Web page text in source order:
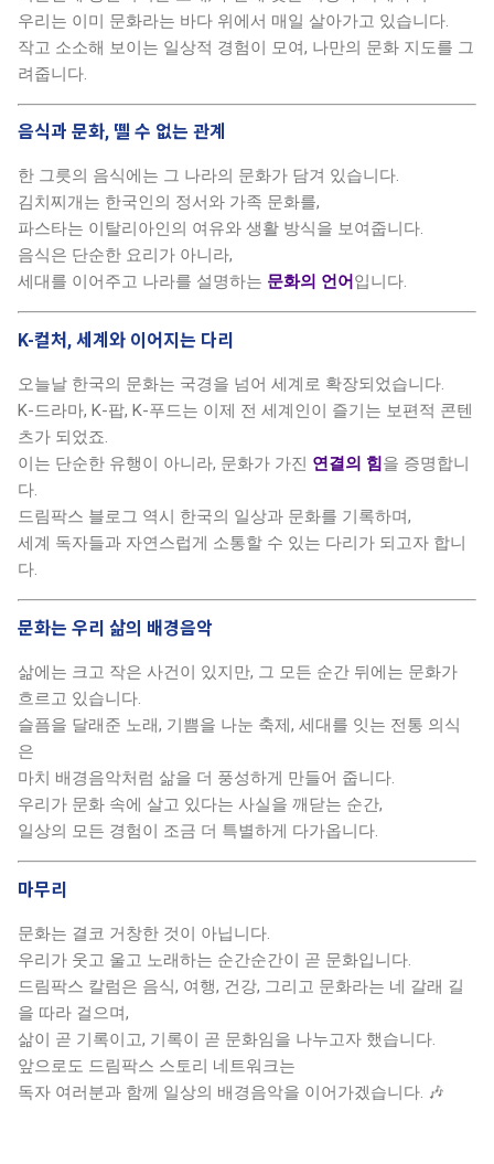
우리는 이미 문화라는 바다 위에서 매일 살아가고 있습니다.
작고 소소해 보이는 일상적 경험이 모여, 나만의 문화 지도를 그
려줍니다.
음식과 문화, 뗄 수 없는 관계
한 그릇의 음식에는 그 나라의 문화가 담겨 있습니다.
김치찌개는 한국인의 정서와 가족 문화를,
파스타는 이탈리아인의 여유와 생활 방식을 보여줍니다.
음식은 단순한 요리가 아니라,
세대를 이어주고 나라를 설명하는 문화의 언어 입니다.
K-컬처, 세계와 이어지는 다리
오늘날 한국의 문화는 국경을 넘어 세계로 확장되었습니다.
K-드라마, K-팝, K-푸드는 이제 전 세계인이 즐기는 보편적 콘텐
츠가 되었죠.
이는 단순한 유행이 아니라, 문화가 가진 연결의 힘을 증명합니
다.
드림팍스 블로그 역시 한국의 일상과 문화를 기록하며,
세계 독자들과 자연스럽게 소통할 수 있는 다리가 되고자 합니
다.
문화는 우리 삶의 배경음악
삶에는 크고 작은 사건이 있지만, 그 모든 순간 뒤에는 문화가
흐르고 있습니다.
슬픔을 달래준 노래, 기쁨을 나눈 축제, 세대를 잇는 전통 의식
은
마치 배경음악처럼 삶을 더 풍성하게 만들어 줍니다.
우리가 문화 속에 살고 있다는 사실을 깨닫는 순간,
일상의 모든 경험이 조금 더 특별하게 다가옵니다.
마무리
문화는 결코 거창한 것이 아닙니다.
우리가 웃고 울고 노래하는 순간순간이 곧 문화입니다.
드림팍스 칼럼은 음식, 여행, 건강, 그리고 문화라는 네 갈래 길
을 따라 걸으며,
삶이 곧 기록이고, 기록이 곧 문화임을 나누고자 했습니다.
앞으로도 드림팍스 스토리 네트워크는
독자 여러분과 함께 일상의 배경음악을 이어가겠습니다. 🎶